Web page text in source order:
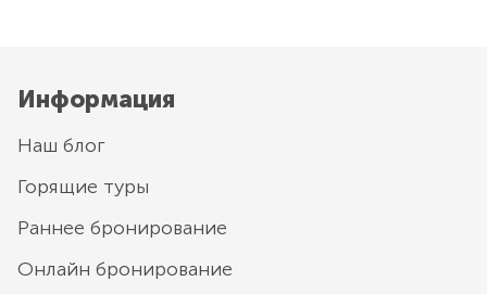
Информация
Наш блог
Горящие туры
Раннее бронирование
Онлайн бронирование